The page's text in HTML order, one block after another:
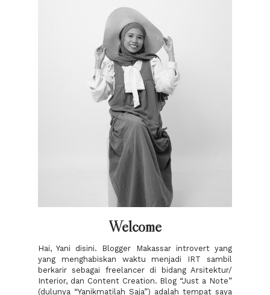
Welcome
Hai, Yani disini. Blogger Makassar introvert yang
yang menghabiskan waktu menjadi IRT sambil
berkarir sebagai freelancer di bidang Arsitektur/
Interior, dan Content Creation. Blog “Just a Note”
(dulunya “Yanikmatilah Saja”) adalah tempat saya